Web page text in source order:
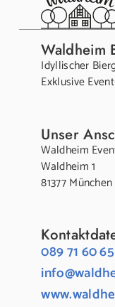
Waldheim
Idyllischer
Exklusive
Unser
Waldheim
Waldheim 1
81377 München
089 71 60 65